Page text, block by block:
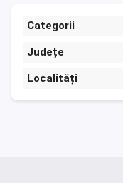
Categorii
Județe
Localități